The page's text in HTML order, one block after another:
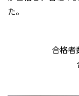
た。
合格